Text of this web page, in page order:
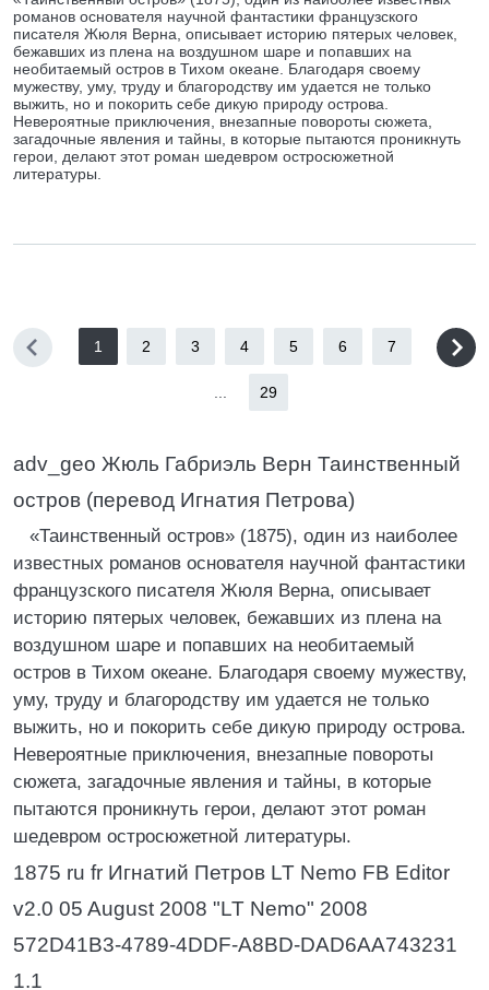
романов основателя научной фантастики французского
писателя Жюля Верна, описывает историю пятерых человек,
бежавших из плена на воздушном шаре и попавших на
необитаемый остров в Тихом океане. Благодаря своему
мужеству, уму, труду и благородству им удается не только
выжить, но и покорить себе дикую природу острова.
Невероятные приключения, внезапные повороты сюжета,
загадочные явления и тайны, в которые пытаются проникнуть
герои, делают этот роман шедевром остросюжетной
литературы.
1 2 3 4 5 6 7
29
adv_geo Жюль Габриэль Верн Таинственный
остров (перевод Игнатия Петрова)
«Таинственный остров» (1875), один из наиболее
известных романов основателя научной фантастики
французского писателя Жюля Верна, описывает
историю пятерых человек, бежавших из плена на
воздушном шаре и попавших на необитаемый
остров в Тихом океане. Благодаря своему мужеству,
уму, труду и благородству им удается не только
выжить, но и покорить себе дикую природу острова.
Невероятные приключения, внезапные повороты
сюжета, загадочные явления и тайны, в которые
пытаются проникнуть герои, делают этот роман
шедевром остросюжетной литературы.
1875 ru fr Игнатий Петров LT Nemo FB Editor
v2.0 05 August 2008 "LT Nemo" 2008
572D41B3-4789-4DDF-A8BD-DAD6AA743231
1.1